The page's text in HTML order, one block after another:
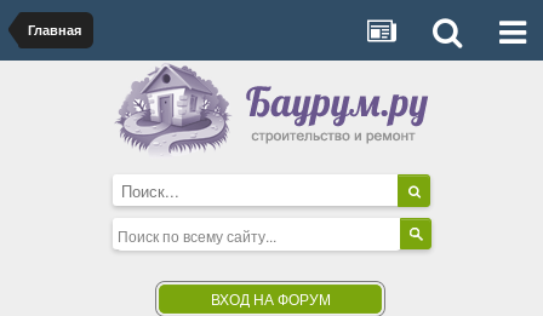
Главная
ВХОД НА ФОРУМ